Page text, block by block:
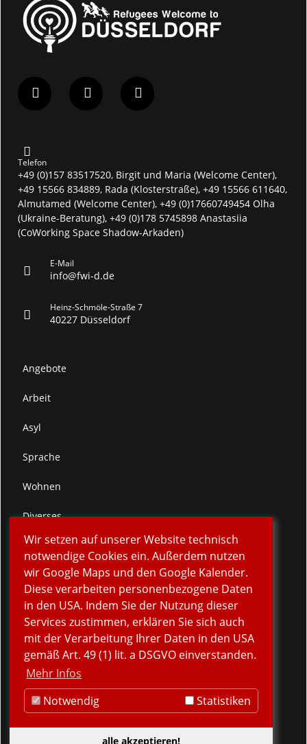
Telefon
+49 (0)157 83517520, Birgit und Maria (Welcome Center),
+49 15566 834889, Rada (Klosterstraße), +49 15566 611640,
Almutamed (Welcome Center), +49 (0)17660749454 Olha
(Ukraine-Beratung), +49 (0)178 5745898 Anastasiia
(CoWorking Space Shadow-Arkaden)
E-Mail
info@fwi-d.de
Heinz-Schmöle-Straße 7
40227 Düsseldorf
Angebote
Arbeit
Asyl
Sprache
Wohnen
Diverses
Spenden
Verein
Kontakt
Impressum
Sitemap
Datenschutz
Wir setzen auf unserer Website technisch
notwendige Cookies ein. Außerdem nutzen
wir Google Maps und den Google Kalender.
Diese verarbeiten personenbezogene Daten
in den USA. Indem Sie der Nutzung dieser
Services zustimmen, erklären Sie sich auch
mit der Verarbeitung Ihrer Daten in den USA
gemäß Art. 49 (1) lit. a DSGVO einverstanden.
Mehr Infos
Notwendig
Statistiken
alle akzeptieren!